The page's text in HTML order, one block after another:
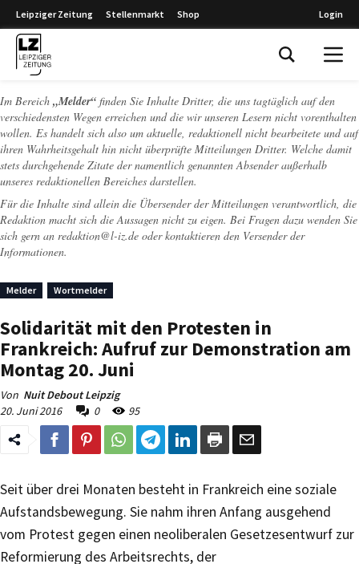
Leipziger Zeitung Stellenmarkt Shop Login
Im Bereich „Melder“ finden Sie Inhalte Dritter, die uns tagtäglich auf den
verschiedensten Wegen erreichen und die wir unseren Lesern nicht vorenthalten
wollen. Es handelt sich also um aktuelle, redaktionell nicht bearbeitete und auf
ihren Wahrheitsgehalt hin nicht überprüfte Mitteilungen Dritter. Welche damit
stets durchgehende Zitate der namentlich genannten Absender außerhalb
unseres redaktionellen Bereiches darstellen.
Für die Inhalte sind allein die Übersender der Mitteilungen verantwortlich, die
Redaktion macht sich die Aussagen nicht zu eigen. Bei Fragen dazu wenden Sie
sich gern an redaktion@l-iz.de oder kontaktieren den Versender der
Informationen.
Melder Wortmelder
Solidarität mit den Protesten in
Frankreich: Aufruf zur Demonstration am
Montag 20. Juni
Von Nuit Debout Leipzig
20. Juni 2016
0 95
Seit über drei Monaten besteht in Frankreich eine soziale
Aufstandsbewegung. Sie nahm ihren Anfang ausgehend
vom Protest gegen einen neoliberalen Gesetzesentwurf zur
Reformierung des Arbeitsrechts, der